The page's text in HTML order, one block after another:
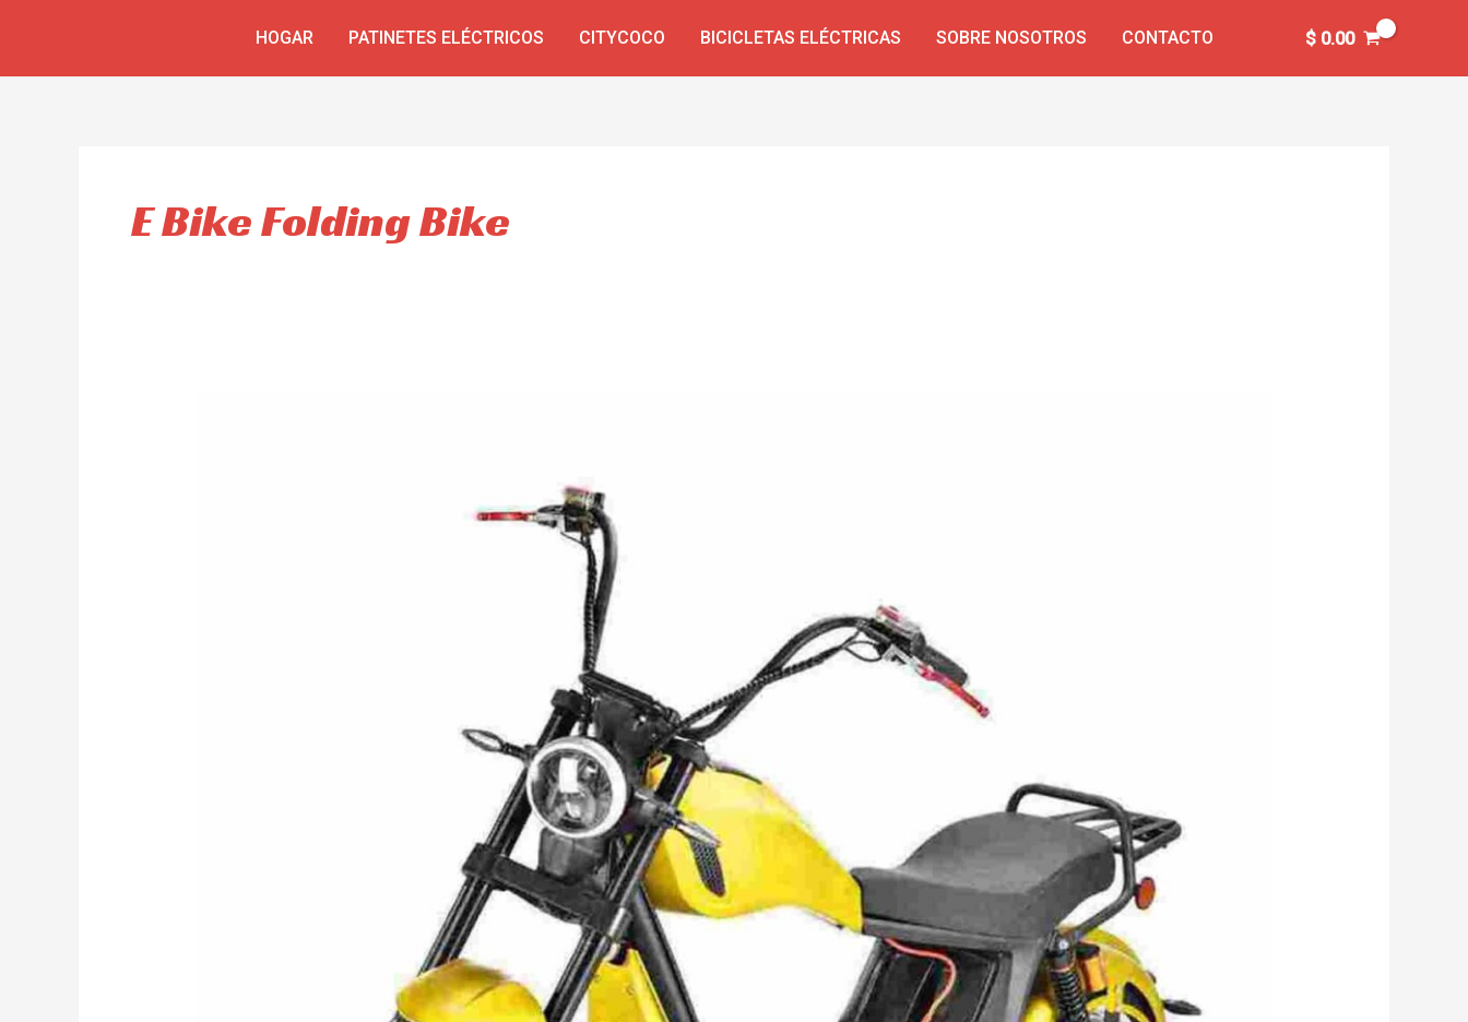
HOGAR PATINETES ELÉCTRICOS CITYCOCO BICICLETAS ELÉCTRICAS SOBRE NOSOTROS CONTACTO $0.00
E Bike Folding Bike